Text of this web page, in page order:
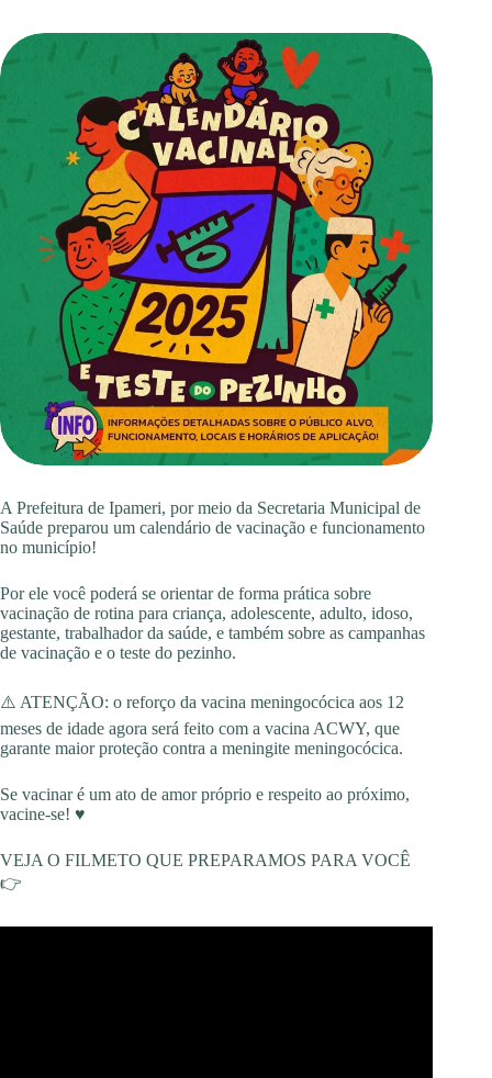
A Prefeitura de Ipameri, por meio da Secretaria Municipal de
Saúde preparou um calendário de vacinação e funcionamento
no município!
Por ele você poderá se orientar de forma prática sobre
vacinação de rotina para criança, adolescente, adulto, idoso,
gestante, trabalhador da saúde, e também sobre as campanhas
de vacinação e o teste do pezinho.
⚠️ ATENÇÃO: o reforço da vacina meningocócica aos 12
meses de idade agora será feito com a vacina ACWY, que
garante maior proteção contra a meningite meningocócica.
Se vacinar é um ato de amor próprio e respeito ao próximo,
vacine-se! ♥️
VEJA O FILMETO QUE PREPARAMOS PARA VOCÊ
👉